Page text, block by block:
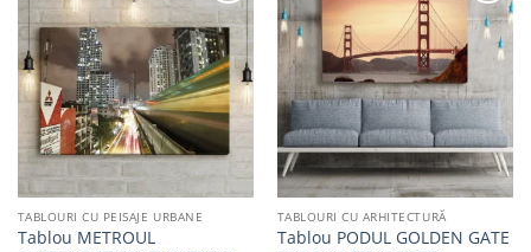
Adaugă
la
favorite
TABLOURI CU PEISAJE URBANE
Tablou METROUL
Adaugă
favorite
TABLOURI CU ARHITECTURĂ
Tablou PODUL GOLDEN GATE